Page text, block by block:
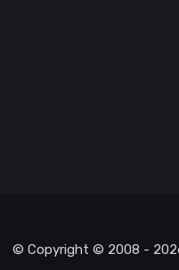
© Copyright © 2008 -